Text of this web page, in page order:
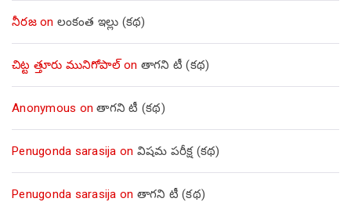
నీరజon లంకంత ఇల్లు (కథ)
చిట్ట త్తూరు మునిగోపాల్on తాగని టీ (కథ)
Anonymous onతాగని టీ (కథ)
Penugonda sarasija on విషమ పరీక్ష (క‌థ‌)
Penugonda sarasija on తాగని టీ (కథ)